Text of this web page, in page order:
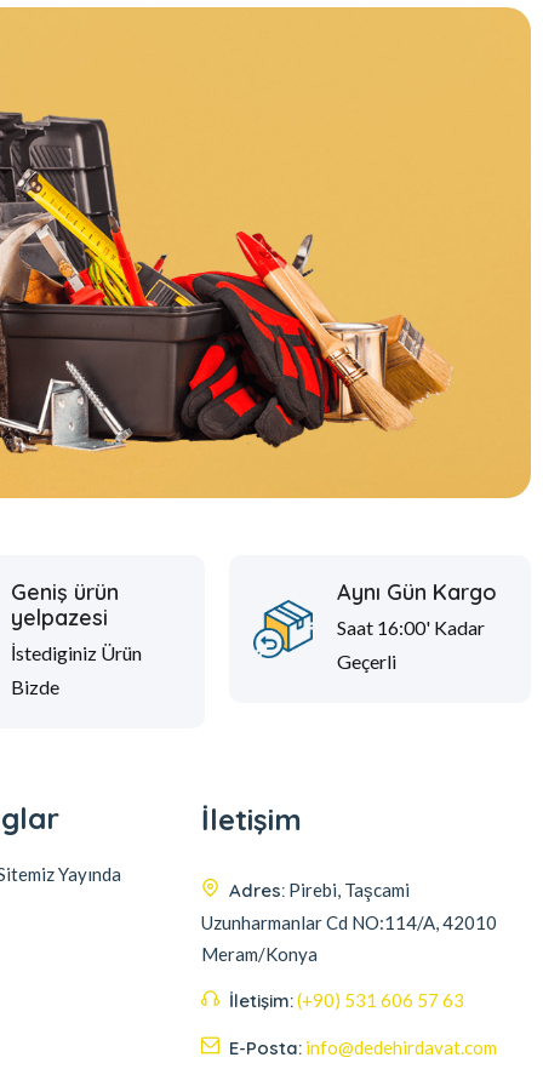
Geniş ürün
yelpazesi
İstediginiz Ürün
Bizde
Aynı Gün Kargo
Saat 16:00' Kadar
Geçerli
Yayında
İletişim
Adres: Pirebi, Taşcami
Uzunharmanlar Cd NO:114/A, 42010
Meram/Konya
İletişim:(+90) 531 606 57 63
E-Posta: info@dedehirdavat.com